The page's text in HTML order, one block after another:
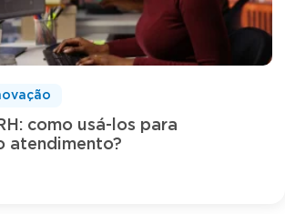
como usá-los para
atendimento?